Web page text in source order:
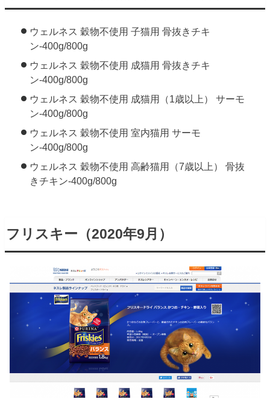
ウェルネス 穀物不使用 子猫用 骨抜きチキ
ン-400g/800g
ウェルネス 穀物不使用 成猫用 骨抜きチキ
ン-400g/800g
ウェルネス 穀物不使用 成猫用（1歳以上） サーモ
ン-400g/800g
ウェルネス 穀物不使用 室内猫用 サーモ
ン-400g/800g
ウェルネス 穀物不使用 高齢猫用（7歳以上） 骨抜
きチキン-400g/800g
フリスキー（2020年9月）